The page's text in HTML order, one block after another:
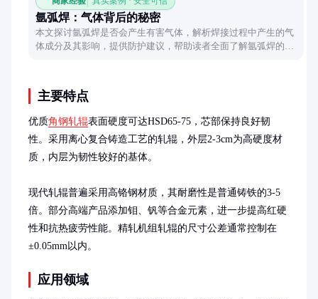
氩弧焊：气体背后的秘密
本文探讨氩弧焊是否会产生有害气体，解析焊接过程中产生的气
体成分及其影响，提供防护建议，帮助读者全面了解氩弧焊的安
主要特点
优质角钢轧辊表面硬度可达HSD65-75，芯部保持良好韧
性。采用离心复合铸造工艺的轧辊，外层2-3cm为高硬度材
质，内层为韧性较好的基体。
现代轧辊普遍采用高铬钢材质，其耐磨性是普通铸铁的3-5
倍。部分高端产品添加钼、钒等合金元素，进一步提高红硬
性和抗热疲劳性能。精轧机组轧辊的尺寸公差通常控制在
±0.05mm以内。
应用领域